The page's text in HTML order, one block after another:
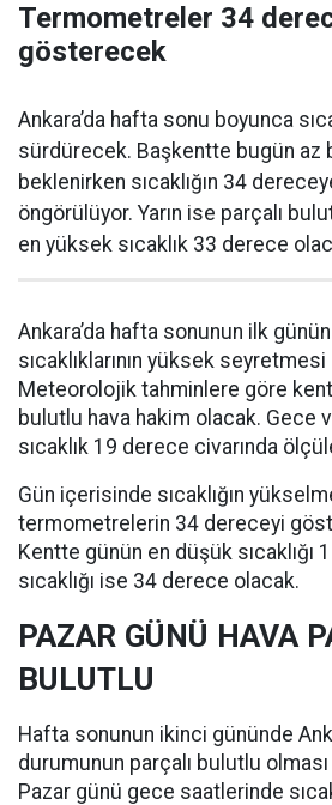
Termometreler 34
gösterecek
Ankara’da hafta sonu boyunca
sürdürecek. Başkentte bugün az
beklenirken sıcaklığın 34
öngörülüyor. Yarın ise parçalı
en yüksek sıcaklık 33 derece
Ankara’da hafta sonunun ilk
sıcaklıklarının yüksek
Meteorolojik tahminlere göre
bulutlu hava hakim olacak. Gece
sıcaklık 19 derece civarında
Gün içerisinde sıcaklığın
termometrelerin 34 dereceyi
Kentte günün en düşük sıcaklığı
sıcaklığı ise 34 derece olacak.
PAZAR GÜNÜ HAVA
BULUTLU
Hafta sonunun ikinci gününde
durumunun parçalı bulutlu
Pazar günü gece saatlerinde